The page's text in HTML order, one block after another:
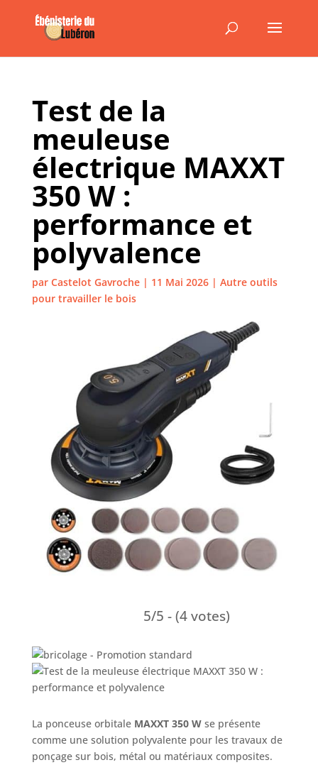
Test de la
meuleuse
électrique MAXXT
350 W :
performance et
polyvalence
par Castelot Gavroche| 11 Mai 2026| Autre outils
pour travailler le bois
5/5 - (4 votes)
La ponceuse orbitale MAXXT 350 Wse présente
comme une solution polyvalente pour les travaux de
ponçage sur bois, métal ou matériaux composites.